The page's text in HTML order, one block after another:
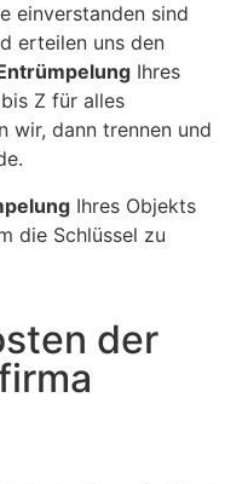
einverstanden sind
erteilen uns den
Ihres
Z für alles
wir, dann trennen und
Ihres Objekts
die Schlüssel zu
der